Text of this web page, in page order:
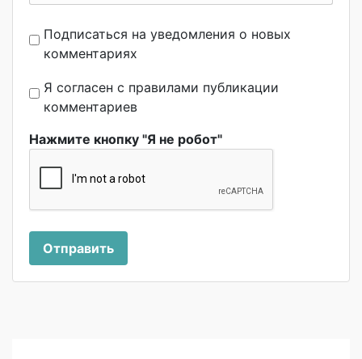
Подписаться на уведомления о новых
комментариях
Я согласен с правилами публикации
комментариев
Нажмите кнопку "Я не робот"
Отправить